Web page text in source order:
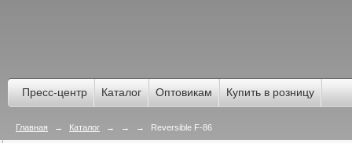
Пресс-центр Каталог Оптовикам Купить в розницу
Главная → Каталог → → → Reversible F-86